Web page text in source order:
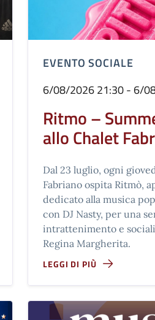
EVENTO SOCIALE
6/08/2026 21:30 - 6/
Ritmo –
allo Chalet
Dal 23 luglio, ogni
Fabriano ospita Ritmò,
dedicato alla musica
con DJ Nasty, per una
intrattenimento e
Regina Margherita.
LEGGI DI PIÙ